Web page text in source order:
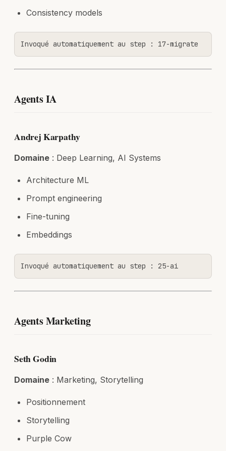
Consistency models
Invoqué automatiquement au step : 17-migrate
Agents IA
Andrej Karpathy
Domaine : Deep Learning, AI Systems
Architecture ML
Prompt engineering
Fine-tuning
Embeddings
Invoqué automatiquement au step : 25-ai
Agents Marketing
Seth Godin
Domaine : Marketing, Storytelling
Positionnement
Storytelling
Purple Cow